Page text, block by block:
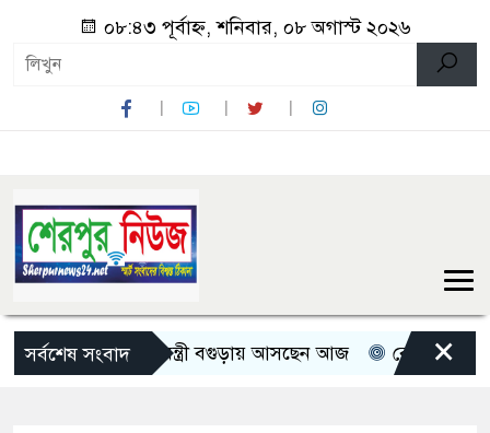
০৮:৪৩ পূর্বাহ্ন, শনিবার, ০৮ অগাস্ট ২০২৬
সর্বশেষ সংবাদ
মন্ত্রী-প্রতিমন্ত্রী বগুড়ায় আসছেন আজ রোমান্টিক বার্তা
×